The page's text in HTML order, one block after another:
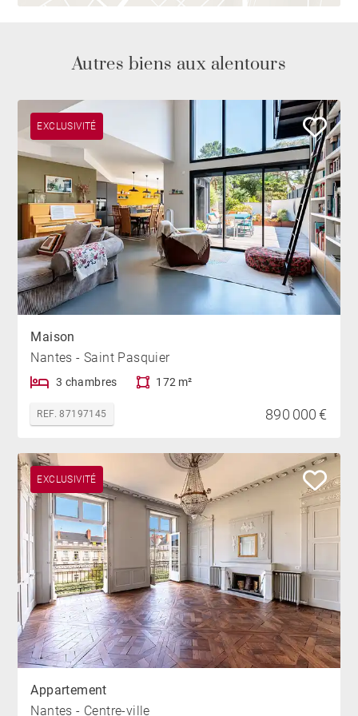
Autres biens aux alentours
EXCLUSIVITÉ
Maison
Nantes - Saint Pasquier
3 chambres 172 m²
REF. 87197145 890 000 €
EXCLUSIVITÉ
Appartement
Nantes - Centre-ville